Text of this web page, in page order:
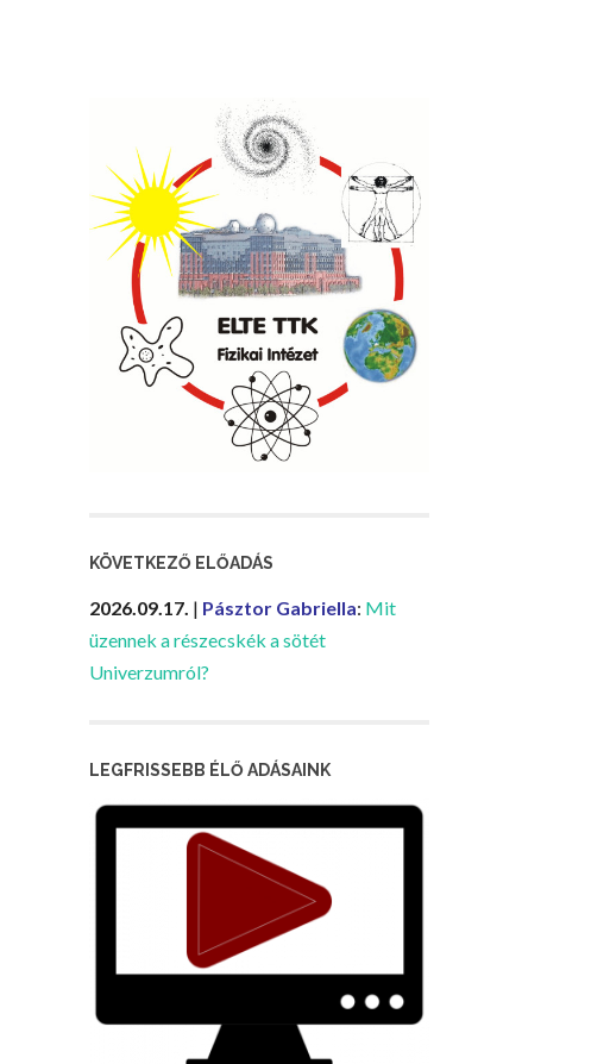
KÖVETKEZŐ ELŐADÁS
2026.09.17. | Pásztor Gabriella: Mit
üzennek a részecskék a sötét
Univerzumról?
LEGFRISSEBB ÉLŐ ADÁSAINK